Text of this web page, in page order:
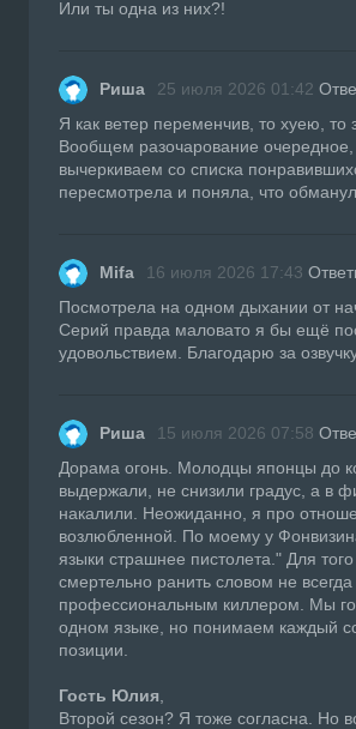
Или ты одна из них?!
Риша 25 июля 2026 01:42
Я как ветер переменчив, то хуею, то
Вообщем разочарование очередное,
вычеркиваем со списка
пересмотрела и поняла, что
Mifa 16 июля 2026 17:43
Посмотрела на одном дыхании от
Серий правда маловато я бы ещё
удовольствием. Благодарю за
Риша 15 июля 2026 07:58
Дорама огонь. Молодцы японцы до
выдержали, не снизили градус, а в
накалили. Неожиданно, я про
возлюбленной. По моему у
языки страшнее пистолета." Для
смертельно ранить словом не
профессиональным киллером. Мы
одном языке, но понимаем каждый
позиции.
Гость Юлия
Второй сезон? Я тоже согласна. Но